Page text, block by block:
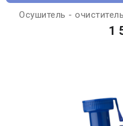
Осушитель -
1